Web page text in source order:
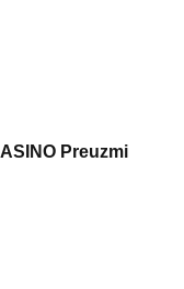
Preuzmi